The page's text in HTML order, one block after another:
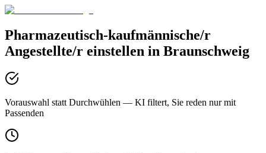
Pharmazeutisch-kaufmännische/r
Angestellte/r einstellen in Braunschweig
Vorauswahl statt Durchwühlen — KI filtert, Sie reden nur mit
Passenden